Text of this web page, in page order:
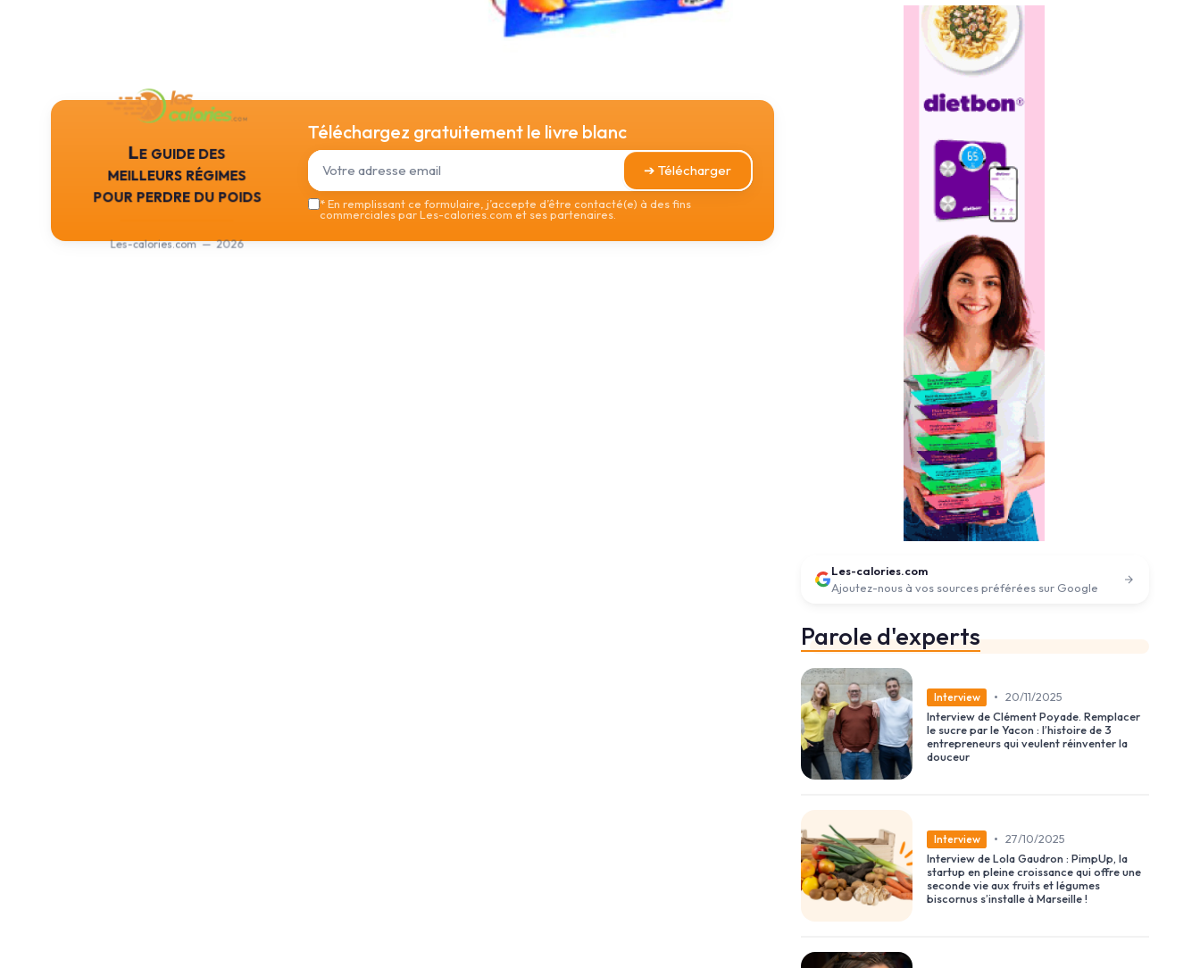
Le guide des
meilleurs régimes
pour perdre du poids
Les-calories.com — 2026
Téléchargez gratuitement le livre blanc
➔ Télécharger
*En remplissant ce formulaire, j’accepte d’être contacté(e) à des fins
commerciales par Les-calories.com et ses partenaires.
Les-calories.com
Ajoutez-nous à vos sources préférées sur Google
Parole d'experts
Interview • 20/11/2025
Interview de Clément Poyade. Remplacer
le sucre par le Yacon : l’histoire de 3
entrepreneurs qui veulent réinventer la
douceur
Interview • 27/10/2025
Interview de Lola Gaudron : PimpUp, la
startup en pleine croissance qui offre une
seconde vie aux fruits et légumes
biscornus s’installe à Marseille !